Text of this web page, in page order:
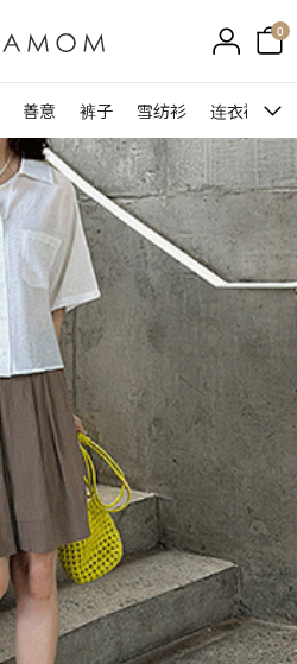
0
善意 裤子 雪纺衫 连衣裙&裙